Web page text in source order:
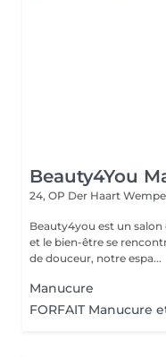
Beauty4You
24, OP Der Haart
Beauty4you est un salon
et le bien-être se
de douceur, notre espa...
Manucure
FORFAIT Manucure